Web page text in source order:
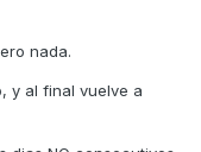
nada.
y al final vuelve a